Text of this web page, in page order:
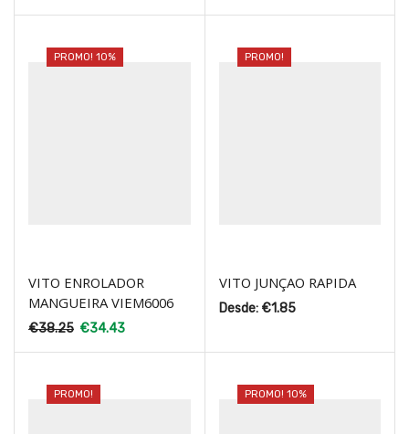
PROMO! 10%
VITO ENROLADOR
MANGUEIRA VIEM6006
€38.25 €34.43
PROMO!
VITO JUNÇAO RAPIDA
Desde: €1.85
PROMO! PROMO! 10%